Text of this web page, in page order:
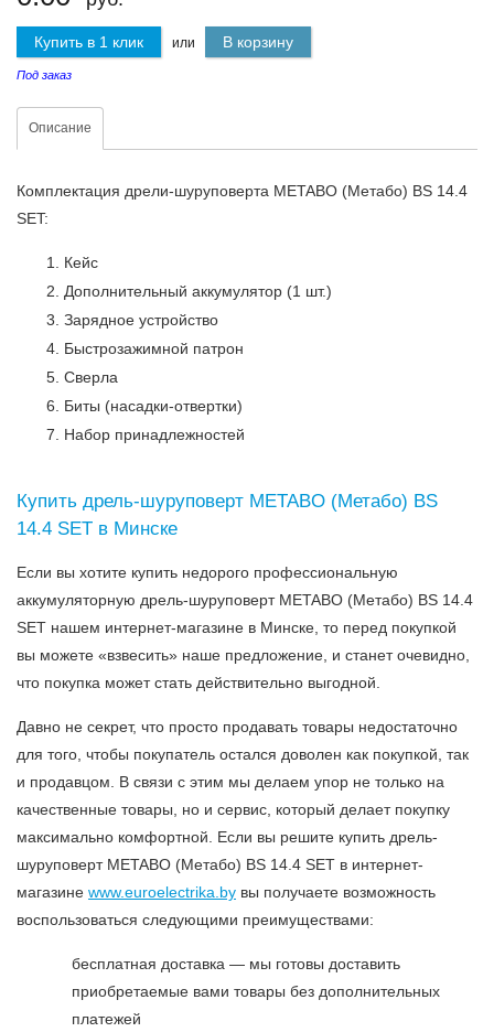
Купить в 1 клик или В корзину
Под заказ
Описание
Комплектация дрели-шуруповерта METABO (Метабо) BS 14.4
SET:
Кейс
Дополнительный аккумулятор (1 шт.)
Зарядное устройство
Быстрозажимной патрон
Сверла
Биты (насадки-отвертки)
Набор принадлежностей
Купить дрель-шуруповерт METABO (Метабо) BS
14.4 SET в Минске
Если вы хотите купить недорого профессиональную
аккумуляторную дрель-шуруповерт METABO (Метабо) BS 14.4
SET нашем интернет-магазине в Минске, то перед покупкой
вы можете «взвесить» наше предложение, и станет очевидно,
что покупка может стать действительно выгодной.
Давно не секрет, что просто продавать товары недостаточно
для того, чтобы покупатель остался доволен как покупкой, так
и продавцом. В связи с этим мы делаем упор не только на
качественные товары, но и сервис, который делает покупку
максимально комфортной. Если вы решите купить дрель-
шуруповерт METABO (Метабо) BS 14.4 SET в интернет-
магазине www.euroеlectrika.by вы получаете возможность
воспользоваться следующими преимуществами:
бесплатная доставка — мы готовы доставить
приобретаемые вами товары без дополнительных
платежей